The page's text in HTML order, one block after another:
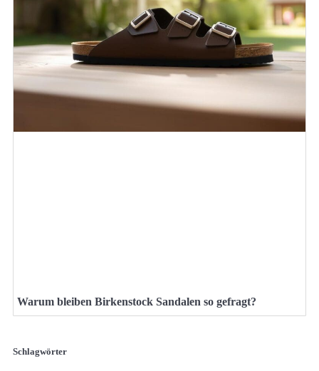
Warum bleiben Birkenstock Sandalen so gefragt?
Schlagwörter